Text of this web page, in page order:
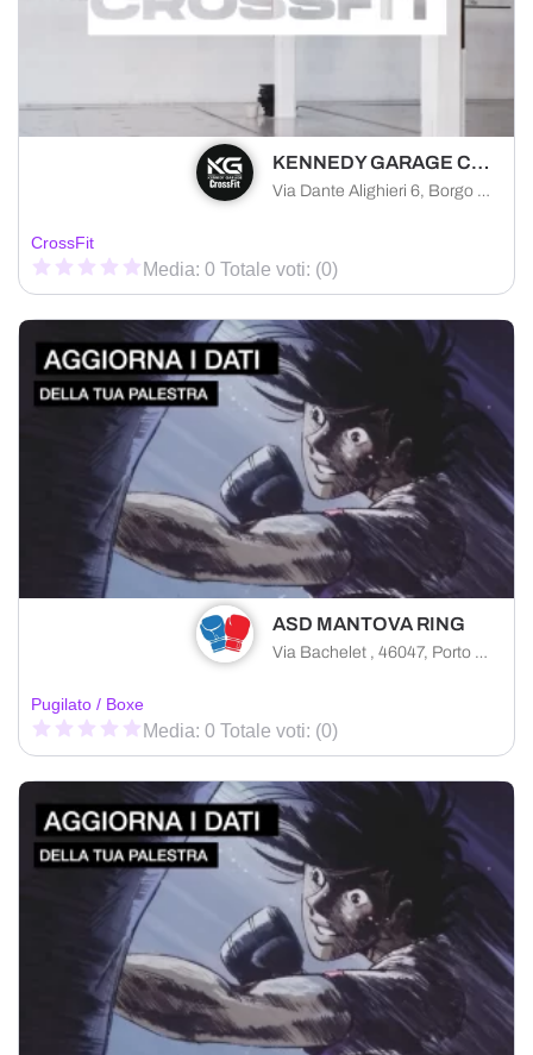
KENNEDY GARAGE CROSSFIT
Via Dante Alighieri 6, Borgo Virgilio, Mantova, 46034
CrossFit
Media: 0 Totale voti: (0)
ASD MANTOVA RING
Via Bachelet , 46047, Porto Mantovano (MN)
Pugilato / Boxe
Media: 0 Totale voti: (0)